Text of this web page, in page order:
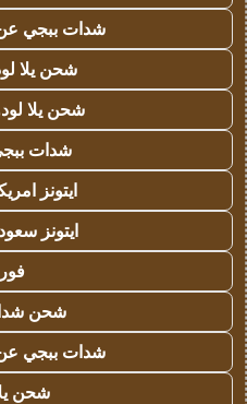
شدات ببجي
شحن يلا
شحن يلا
شدات
ايتونز
ايتونز
شحن
شدات ببجي
شحن